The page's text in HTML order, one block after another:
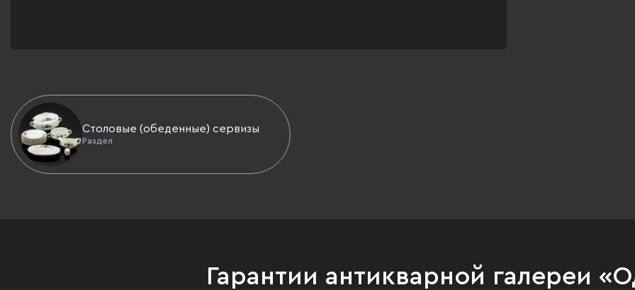
Столовые (обеденные) сервизы
Раздел
Гарантии антикварной галереи